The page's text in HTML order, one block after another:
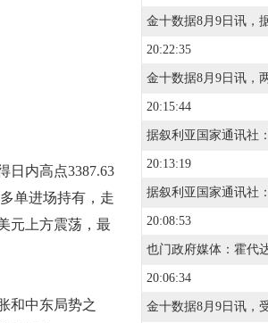
内高点3387.63
单进场持有，走
元上方震荡，最
和中东局势之
20:22:35
20:15:44
20:13:19
20:08:53
20:06:34